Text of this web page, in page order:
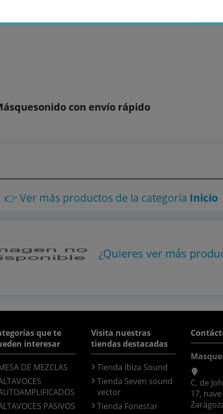
con envío rápido
👉 Ver más productos de la categoría Inicio
¿Quieres ver más
que te
interesar
DE MEZCLAS
PASIVOS
Visita nuestras
tiendas destacadas
Tienda Ibiza Sound
Tienda Seven sound
vector
Tienda Fonestar
C. de
17,